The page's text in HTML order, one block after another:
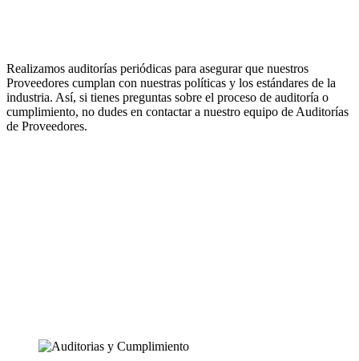
Realizamos auditorías periódicas para asegurar que nuestros
Proveedores cumplan con nuestras políticas y los estándares de la
industria. Así, si tienes preguntas sobre el proceso de auditoría o
cumplimiento, no dudes en contactar a nuestro equipo de Auditorías
de Proveedores.